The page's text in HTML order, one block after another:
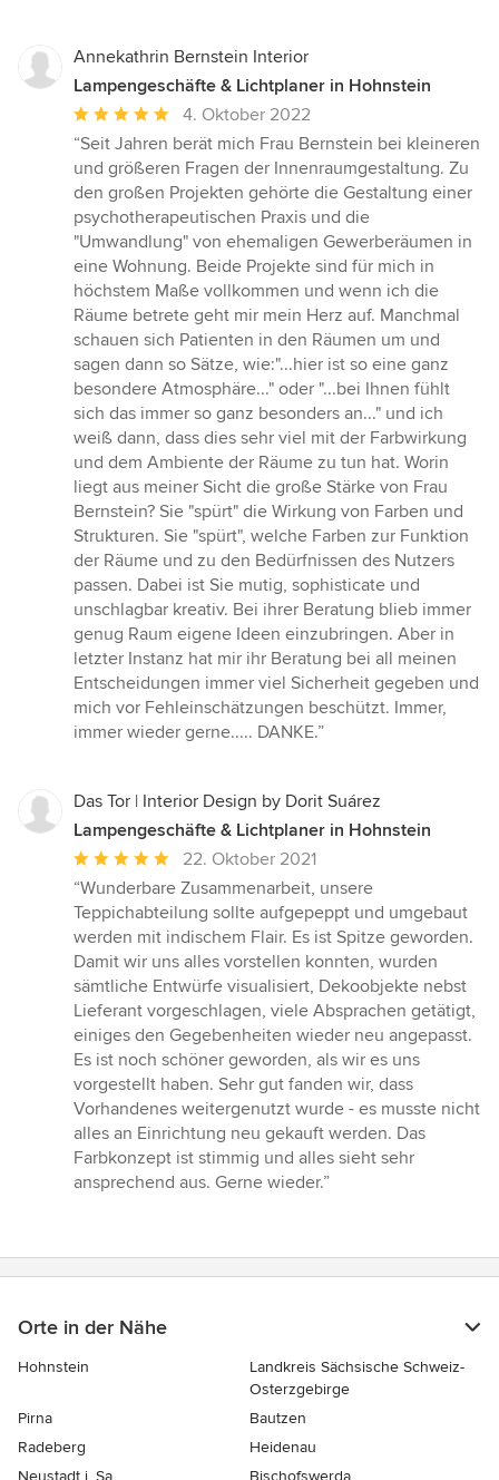
Annekathrin Bernstein Interior
Lampengeschäfte & Lichtplaner in Hohnstein
Durchschnittliche
Bewertung:
5
von
5
Sternen
4. Oktober 2022
“Seit Jahren berät mich Frau Bernstein bei kleineren
und größeren Fragen der Innenraumgestaltung. Zu
den großen Projekten gehörte die Gestaltung einer
psychotherapeutischen Praxis und die
"Umwandlung" von ehemaligen Gewerberäumen in
eine Wohnung. Beide Projekte sind für mich in
höchstem Maße vollkommen und wenn ich die
Räume betrete geht mir mein Herz auf. Manchmal
schauen sich Patienten in den Räumen um und
sagen dann so Sätze, wie:"...hier ist so eine ganz
besondere Atmosphäre..." oder "...bei Ihnen fühlt
sich das immer so ganz besonders an..." und ich
weiß dann, dass dies sehr viel mit der Farbwirkung
und dem Ambiente der Räume zu tun hat. Worin
liegt aus meiner Sicht die große Stärke von Frau
Bernstein? Sie "spürt" die Wirkung von Farben und
Strukturen. Sie "spürt", welche Farben zur Funktion
der Räume und zu den Bedürfnissen des Nutzers
passen. Dabei ist Sie mutig, sophisticate und
unschlagbar kreativ. Bei ihrer Beratung blieb immer
genug Raum eigene Ideen einzubringen. Aber in
letzter Instanz hat mir ihr Beratung bei all meinen
Entscheidungen immer viel Sicherheit gegeben und
mich vor Fehleinschätzungen beschützt. Immer,
immer wieder gerne..... DANKE.”
Das Tor | Interior Design by Dorit Suárez
Lampengeschäfte & Lichtplaner in Hohnstein
Durchschnittliche
Bewertung:
5
von
5
Sternen
22. Oktober 2021
“Wunderbare Zusammenarbeit, unsere
Teppichabteilung sollte aufgepeppt und umgebaut
werden mit indischem Flair. Es ist Spitze geworden.
Damit wir uns alles vorstellen konnten, wurden
sämtliche Entwürfe visualisiert, Dekoobjekte nebst
Lieferant vorgeschlagen, viele Absprachen getätigt,
einiges den Gegebenheiten wieder neu angepasst.
Es ist noch schöner geworden, als wir es uns
vorgestellt haben. Sehr gut fanden wir, dass
Vorhandenes weitergenutzt wurde - es musste nicht
alles an Einrichtung neu gekauft werden. Das
Farbkonzept ist stimmig und alles sieht sehr
ansprechend aus. Gerne wieder.”
Orte in der Nähe
Hohnstein
Landkreis Sächsische Schweiz-
Osterzgebirge
Pirna
Bautzen
Radeberg
Heidenau
Neustadt i. Sa.
Bischofswerda